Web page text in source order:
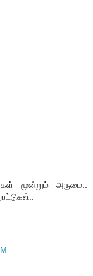
மூன்றும் அருமை..